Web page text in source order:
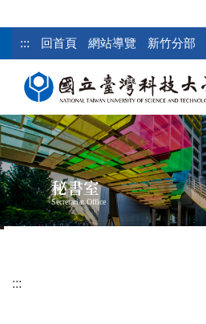
到
區
塊
::: 回首頁 網站導覽 新竹分部
秘書室
Secretariat Office
:::